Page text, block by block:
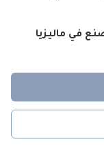
في ماليزيا